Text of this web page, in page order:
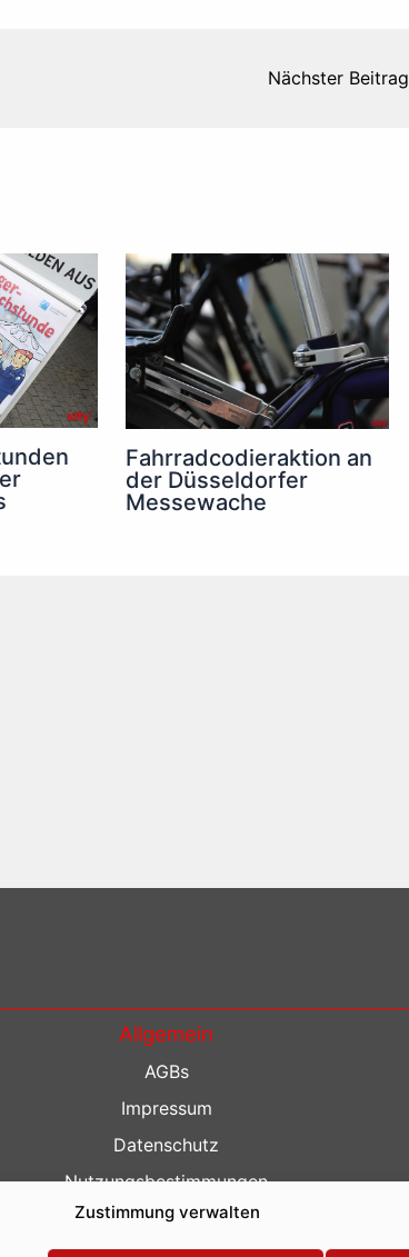
Zustimmung verwalten
Nächster Beitrag
Fahrradcodieraktion an
der Düsseldorfer
Messewache
Allgemein
AGBs
Impressum
Datenschutz
Nutzungsbestimmungen
Kontakt